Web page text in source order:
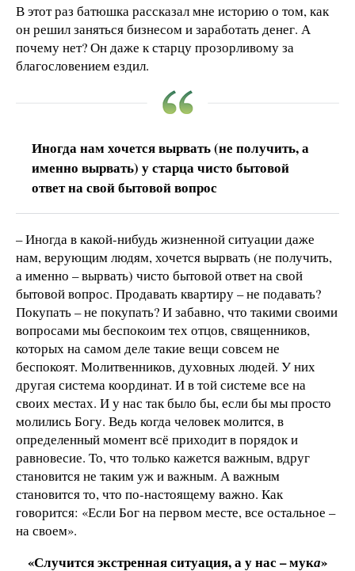
В этот раз батюшка рассказал мне историю о том, как
он решил заняться бизнесом и заработать денег. А
почему нет? Он даже к старцу прозорливому за
благословением ездил.
Иногда нам хочется вырвать (не получить, а
именно вырвать) у старца чисто бытовой
ответ на свой бытовой вопрос
– Иногда в какой-нибудь жизненной ситуации даже
нам, верующим людям, хочется вырвать (не получить,
а именно – вырвать) чисто бытовой ответ на свой
бытовой вопрос. Продавать квартиру – не подавать?
Покупать – не покупать? И забавно, что такими своими
вопросами мы беспокоим тех отцов, священников,
которых на самом деле такие вещи совсем не
беспокоят. Молитвенников, духовных людей. У них
другая система координат. И в той системе все на
своих местах. И у нас так было бы, если бы мы просто
молились Богу. Ведь когда человек молится, в
определенный момент всё приходит в порядок и
равновесие. То, что только кажется важным, вдруг
становится не таким уж и важным. А важным
становится то, что по-настоящему важно. Как
говорится: «Если Бог на первом месте, все остальное –
на своем».
«Случится экстренная ситуация, а у нас – мука»